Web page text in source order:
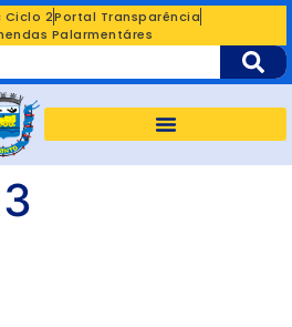
Ciclo 2Portal Transparência
Palarmentáres